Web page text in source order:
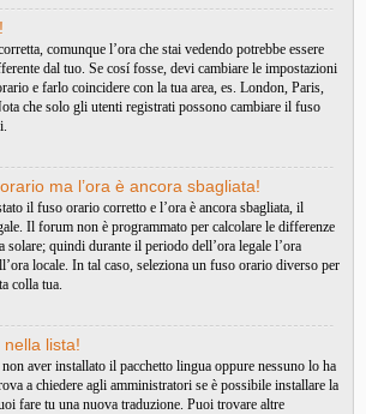
comunque l’ora che stai vedendo potrebbe essere
dal tuo. Se cosí fosse, devi cambiare le impostazioni
e farlo coincidere con la tua area, es. London, Paris,
che solo gli utenti registrati possono cambiare il fuso
ma l’ora è ancora sbagliata!
il fuso orario corretto e l’ora è ancora sbagliata, il
Il forum non è programmato per calcolare le differenze
solare; quindi durante il periodo dell’ora legale l’ora
locale. In tal caso, seleziona un fuso orario diverso per
colla tua.
lista!
aver installato il pacchetto lingua oppure nessuno lo ha
a chiedere agli amministratori se è possibile installare la
fare tu una nuova traduzione. Puoi trovare altre